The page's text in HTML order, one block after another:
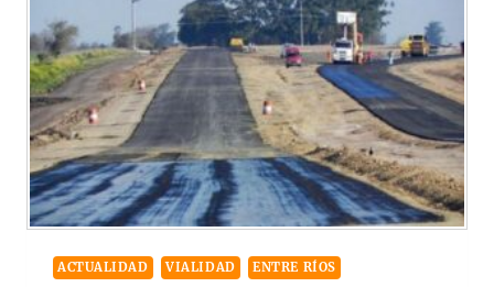
ACTUALIDAD VIALIDAD ENTRE RÍOS